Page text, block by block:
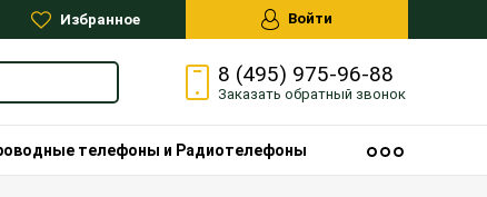
Избранное Войти
8 (495) 975-96-88
Заказать обратный звонок
телефоны и Радиотелефоны